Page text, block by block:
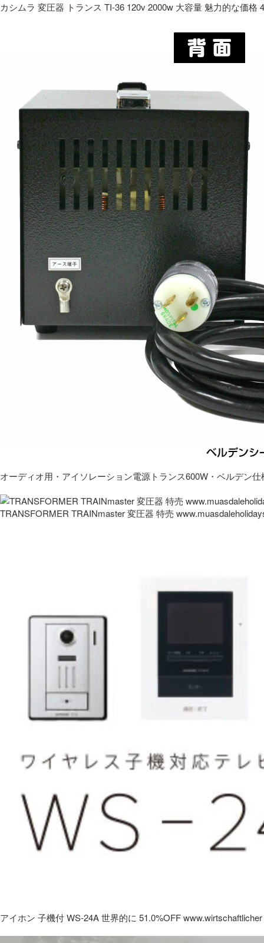
カシムラ 変圧器 トランス TI-36 120v 2000w 大容量 魅力的な価格
オーディオ用・アイソレーション電源トランス600W・ベルデン仕
TRANSFORMER TRAINmaster 変圧器 特売
アイホン 子機付 WS-24A 世界的に 51.0%OFF www.wirtschaftlicher